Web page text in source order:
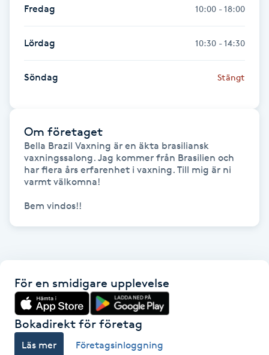
Hatha Yoga
Headspa
Healing
Herrklippning
HIFU
Hollywood Peel
Hot yoga
Hudföryngring
Huduppstramning
Fredag 10:00 - 18:00
Lördag 10:30 - 14:30
Söndag Stängt
Om företaget
Bella Brazil Vaxning är en äkta brasiliansk
vaxningssalong. Jag kommer från Brasilien och
har flera års erfarenhet i vaxning. Till mig är ni
varmt välkomna!
Bem vindos!!
För en smidigare upplevelse
Bokadirekt för företag
Läs mer Företagsinloggning